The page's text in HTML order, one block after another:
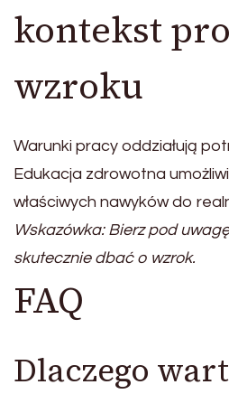
kontekst
wzroku
Warunki pracy oddziałują
Edukacja zdrowotna
właściwych nawyków do
Wskazówka: Bierz pod
skutecznie dbać o wzrok.
FAQ
Dlaczego